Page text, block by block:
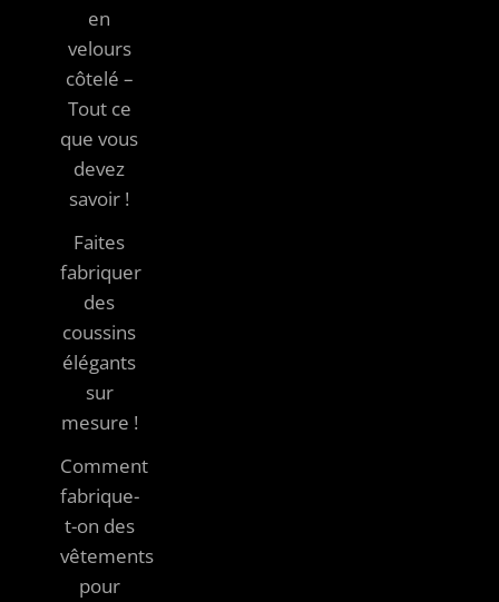
en
velours
côtelé –
Tout ce
que vous
devez
savoir !
Faites
fabriquer
des
coussins
élégants
sur
mesure !
Comment
fabrique-
t-on des
vêtements
pour